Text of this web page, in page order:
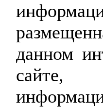
данном
сайте,